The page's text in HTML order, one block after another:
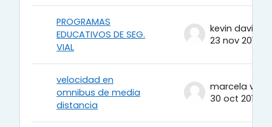
PROGRAMAS
EDUCATIVOS DE SEG.
VIAL
23 nov 2017
velocidad en
omnibus de media
distancia
marcela
30 oct 2017